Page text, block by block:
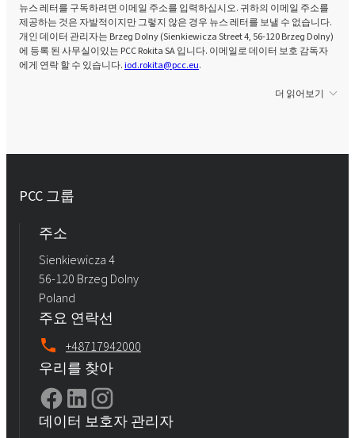
뉴스 레터를 구독하려면 이메일 주소를 입력하십시오. 귀하의 이메일 주소를
제공하는 것은 자발적이지만 그렇지 않은 경우 뉴스 레터를 보낼 수 없습니다.
개인 데이터 관리자는 Brzeg Dolny (Sienkiewicza Street 4, 56-120 Brzeg Dolny)
에 등록 된 사무실이있는 PCC Rokita SA 입니다. 이메일로 데이터 보호 감독자
에게 연락 할 수 있습니다.iod.rokita@pcc.eu.
더 읽어보기
PCC 그룹
주소
Sienkiewicza 4
56-120 Brzeg Dolny
Poland
주요 연락선
+48717942000
우리를 찾아
데이터 보호자 관리자